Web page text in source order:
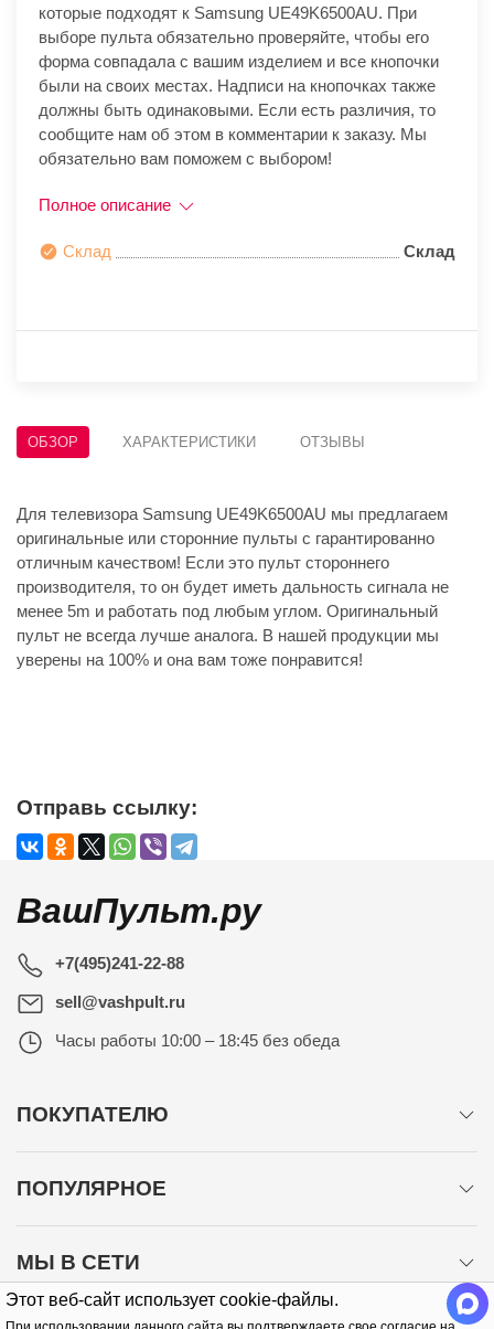
Этот веб-сайт использует cookie-файлы.
которые подходят к Samsung UE49K6500AU. При
выборе пульта обязательно проверяйте, чтобы его
форма совпадала с вашим изделием и все кнопочки
были на своих местах. Надписи на кнопочках также
должны быть одинаковыми. Если есть различия, то
сообщите нам об этом в комментарии к заказу. Мы
обязательно вам поможем с выбором!
Полное описание
Склад Склад
ОБЗОР ХАРАКТЕРИСТИКИ ОТЗЫВЫ
Для телевизора Samsung UE49K6500AU мы предлагаем
оригинальные или сторонние пульты с гарантированно
отличным качеством! Если это пульт стороннего
производителя, то он будет иметь дальность сигнала не
менее 5m и работать под любым углом. Оригинальный
пульт не всегда лучше аналога. В нашей продукции мы
уверены на 100% и она вам тоже понравится!
Отправь ссылку:
ВашПульт.ру
+7(495)241-22-88
sell@vashpult.ru
Часы работы 10:00 – 18:45 без обеда
ПОКУПАТЕЛЮ
ПОПУЛЯРНОЕ
МЫ В СЕТИ